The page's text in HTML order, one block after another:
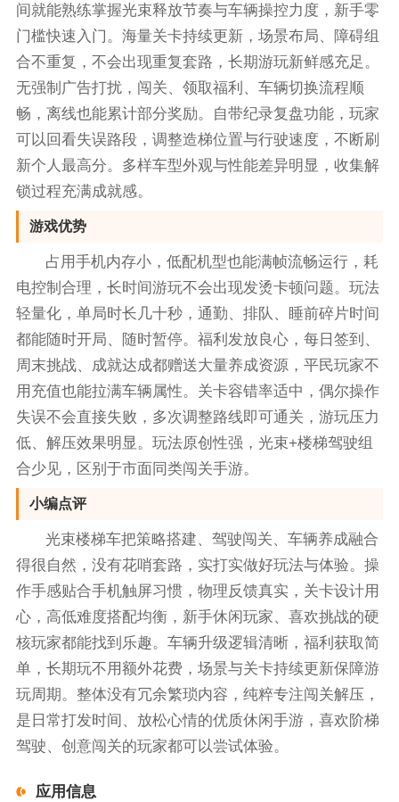
间就能熟练掌握光束释放节奏与车辆操控力度，新手零
门槛快速入门。海量关卡持续更新，场景布局、障碍组
合不重复，不会出现重复套路，长期游玩新鲜感充足。
无强制广告打扰，闯关、领取福利、车辆切换流程顺
畅，离线也能累计部分奖励。自带纪录复盘功能，玩家
可以回看失误路段，调整造梯位置与行驶速度，不断刷
新个人最高分。多样车型外观与性能差异明显，收集解
锁过程充满成就感。
游戏优势
占用手机内存小，低配机型也能满帧流畅运行，耗
电控制合理，长时间游玩不会出现发烫卡顿问题。玩法
轻量化，单局时长几十秒，通勤、排队、睡前碎片时间
都能随时开局、随时暂停。福利发放良心，每日签到、
周末挑战、成就达成都赠送大量养成资源，平民玩家不
用充值也能拉满车辆属性。关卡容错率适中，偶尔操作
失误不会直接失败，多次调整路线即可通关，游玩压力
低、解压效果明显。玩法原创性强，光束+楼梯驾驶组
合少见，区别于市面同类闯关手游。
小编点评
光束楼梯车把策略搭建、驾驶闯关、车辆养成融合
得很自然，没有花哨套路，实打实做好玩法与体验。操
作手感贴合手机触屏习惯，物理反馈真实，关卡设计用
心，高低难度搭配均衡，新手休闲玩家、喜欢挑战的硬
核玩家都能找到乐趣。车辆升级逻辑清晰，福利获取简
单，长期玩不用额外花费，场景与关卡持续更新保障游
玩周期。整体没有冗余繁琐内容，纯粹专注闯关解压，
是日常打发时间、放松心情的优质休闲手游，喜欢阶梯
驾驶、创意闯关的玩家都可以尝试体验。
应用信息